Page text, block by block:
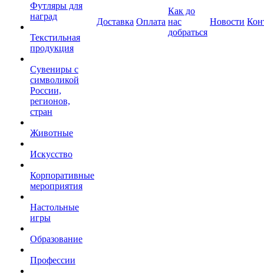
Футляры для
наград
Текстильная
продукция
Сувениры с
символикой
России,
регионов,
стран
Животные
Искусство
Корпоративные
мероприятия
Настольные
игры
Образование
Профессии
Доставка Оплата
Как до
нас
добраться
Новости